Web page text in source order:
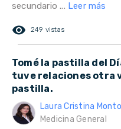
secundario ... Leer más
remove_red_eye 249 vistas
Tomé la pastilla del
tuve relaciones otra
pastilla.
Laura Cristina
Medicina General